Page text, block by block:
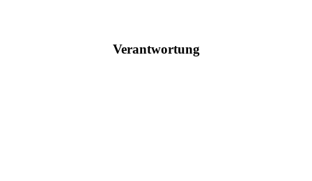
Verantwortung